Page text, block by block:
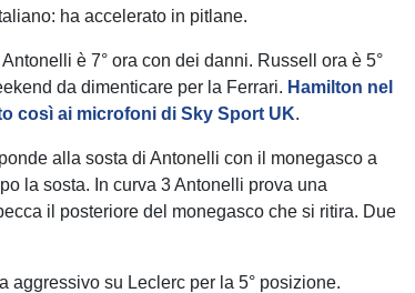
ha accelerato in pitlane.
Antonelli è 7° ora con dei danni. Russell ora è 5°
da dimenticare per la Ferrari. Hamilton nel
così ai microfoni di Sky Sport UK.
alla sosta di Antonelli con il monegasco a
la sosta. In curva 3 Antonelli prova una
il posteriore del monegasco che si ritira. Due
aggressivo su Leclerc per la 5° posizione.